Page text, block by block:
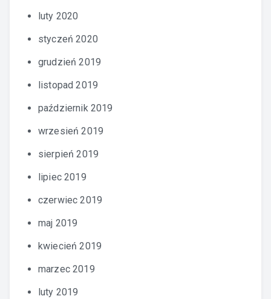
luty 2020
styczeń 2020
grudzień 2019
listopad 2019
październik 2019
wrzesień 2019
sierpień 2019
lipiec 2019
czerwiec 2019
maj 2019
kwiecień 2019
marzec 2019
luty 2019